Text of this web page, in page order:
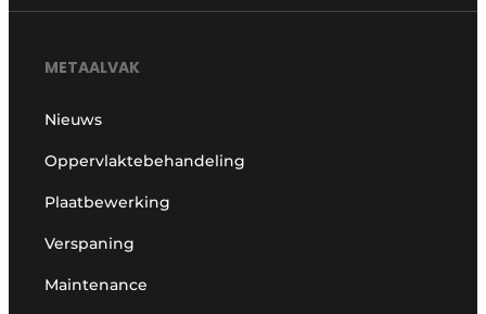
METAALVAK
Nieuws
Oppervlaktebehandeling
Plaatbewerking
Verspaning
Maintenance